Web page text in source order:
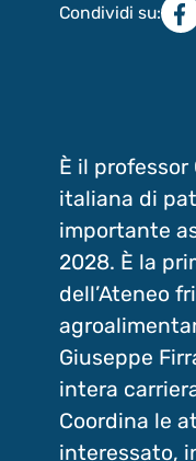
Condividi su:
È il
italiana di
importante
2028. È la
dell’Ateneo
Giuseppe
intera
Coordina le
interessato,